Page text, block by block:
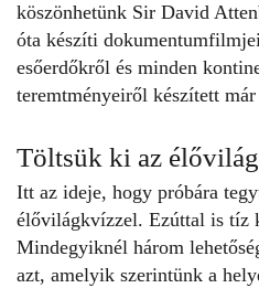
köszönhetünk Sir David
óta készíti
esőerdőkről és minden
teremtményeiről készített
Töltsük ki az
Itt az ideje, hogy próbára
élővilágkvízzel. Ezúttal is tíz
Mindegyiknél három
azt, amelyik szerintünk a